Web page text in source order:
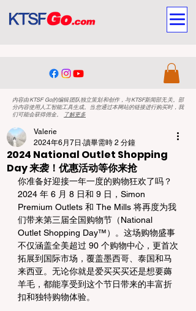
内容由KTSF Go的编辑团队独立策划和创作，与KTSF新闻部无关。部
分内容使用人工智能工具生成。当您通过本网站的链接进行购买时，我
们可能会获得佣金。
了解更多
2024 National Outlet Shopping
Day 来袭！优惠活动等你来抢
Valerie
2024年6月7日 讀畢需時 2 分鐘
你准备好迎接一年一度的购物狂欢了吗？
2024 年 6 月 8 日和 9 日，Simon
Premium Outlets 和 The Mills 将再度为我
们带来第三届全国购物节（National
Outlet Shopping Day™）。这场购物盛事
不仅涵盖全美超过 90 个购物中心，更首次
拓展到国际市场，覆盖墨西哥、泰国和马
来西亚。无论你就是爱买买买还是想要薅
羊毛，都能享受到这个节日带来的丰富折
扣和独特购物体验。